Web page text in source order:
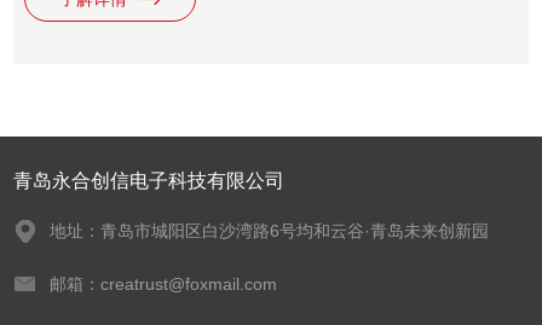
理。清洗机北广泛应用于制药企业、疾控中心、科研院所、食
青岛永合创信电子科技有限公司
地址：青岛市城阳区白沙湾路6号均和云谷·青岛未来创新园
邮箱：creatrust@foxmail.com